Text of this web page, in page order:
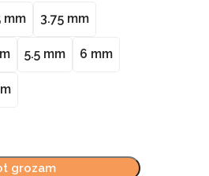
mm 3.75 mm
5.5 mm 6 mm
grozam